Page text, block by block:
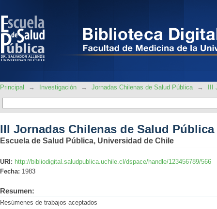
Principal → Investigación → Jornadas Chilenas de Salud Pública →
III Jornadas Chilenas de Salud Pública
Escuela de Salud Pública, Universidad de Chile
URI: http://bibliodigital.saludpublica.uchile.cl/dspace/handle/123456789/566
Fecha: 1983
Resumen:
Resúmenes de trabajos aceptados